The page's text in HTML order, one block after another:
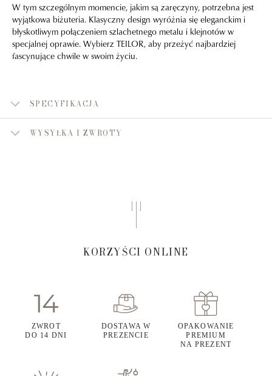
W tym szczególnym momencie, jakim są zaręczyny, potrzebna jest
wyjątkowa biżuteria. Klasyczny design wyróżnia się eleganckim i
błyskotliwym połączeniem szlachetnego metalu i klejnotów w
specjalnej oprawie. Wybierz TEILOR, aby przeżyć najbardziej
fascynujące chwile w swoim życiu.
SPECYFIKACJA
WYSYŁKA I ZWROTY
KORZYŚCI ONLINE
ZWROT
DO 14 DNI
DOSTAWA W
PREZENCIE
OPAKOWANIE
PREMIUM
NA PREZENT